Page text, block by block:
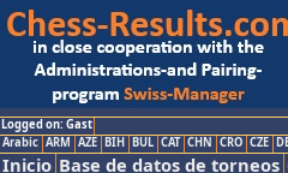
Logged on: Gast
Arabic ARM AZE BIH BUL CAT CHN CRO CZE
Inicio Base de datos de torneos